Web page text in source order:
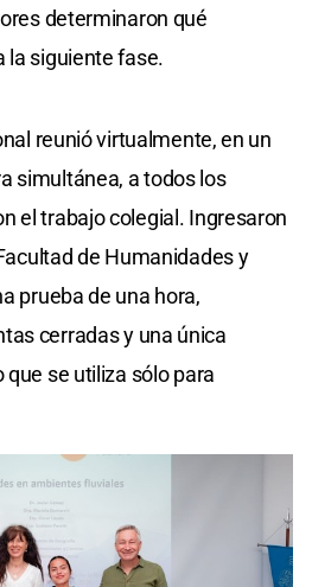
determinaron qué
la siguiente fase.
reunió virtualmente, en un
simultánea, a todos los
el trabajo colegial. Ingresaron
de Humanidades y
prueba de una hora,
cerradas y una única
se utiliza sólo para